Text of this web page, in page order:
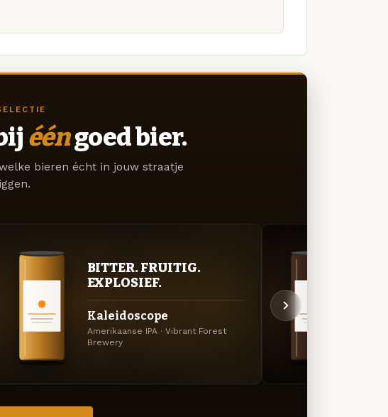
ééngoed bier.
bieren écht in jouw straatje
BITTER. FRUITIG.
EXPLOSIEF.
Kaleidoscope
Amerikaanse IPA · Vibrant Forest
Brewery